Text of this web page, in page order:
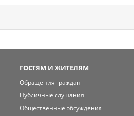
ГОСТЯМ И ЖИТЕЛЯМ
Обращения граждан
Публичные слушания
Общественные обсуждения